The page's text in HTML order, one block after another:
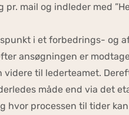
pr. mail og indleder med
i et forbedrings- og
ansøgningen er
videre til lederteamet.
måde end via det
hvor processen til tider